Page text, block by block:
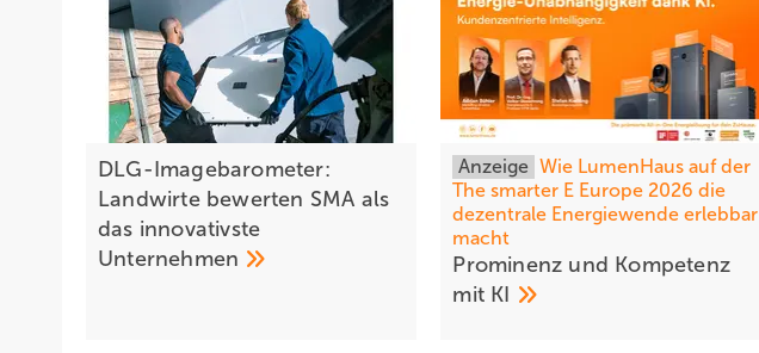
DLG-Imagebarometer:
Landwirte bewerten SMA als
das innovativste
Unternehmen
Anzeige Wie LumenHaus auf der
The smarter E Europe 2026 die
dezentrale Energiewende erlebbar
macht
Prominenz und Kompetenz
mit KI